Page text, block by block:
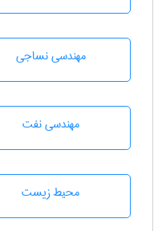
مهندسي نساجی
مهندسی نفت
محيط زيست